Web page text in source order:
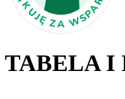
TABELA I